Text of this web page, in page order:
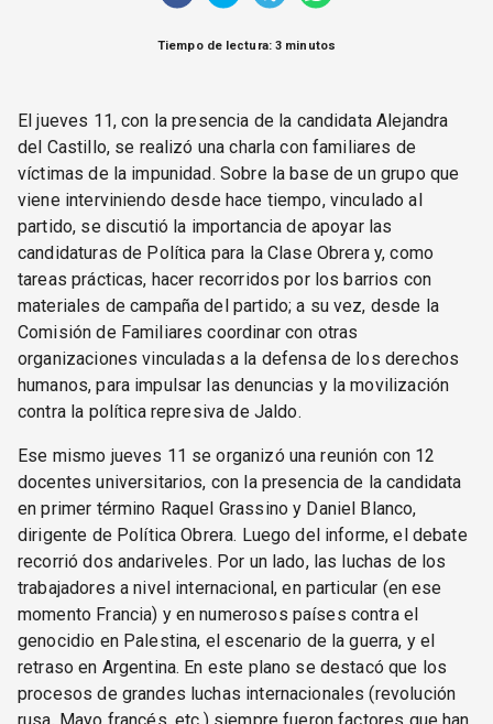
Tiempo de lectura: 3 minutos
El jueves 11, con la presencia de la candidata Alejandra
del Castillo, se realizó una charla con familiares de
víctimas de la impunidad. Sobre la base de un grupo que
viene interviniendo desde hace tiempo, vinculado al
partido, se discutió la importancia de apoyar las
candidaturas de Política para la Clase Obrera y, como
tareas prácticas, hacer recorridos por los barrios con
materiales de campaña del partido; a su vez, desde la
Comisión de Familiares coordinar con otras
organizaciones vinculadas a la defensa de los derechos
humanos, para impulsar las denuncias y la movilización
contra la política represiva de Jaldo.
Ese mismo jueves 11 se organizó una reunión con 12
docentes universitarios, con la presencia de la candidata
en primer término Raquel Grassino y Daniel Blanco,
dirigente de Política Obrera. Luego del informe, el debate
recorrió dos andariveles. Por un lado, las luchas de los
trabajadores a nivel internacional, en particular (en ese
momento Francia) y en numerosos países contra el
genocidio en Palestina, el escenario de la guerra, y el
retraso en Argentina. En este plano se destacó que los
procesos de grandes luchas internacionales (revolución